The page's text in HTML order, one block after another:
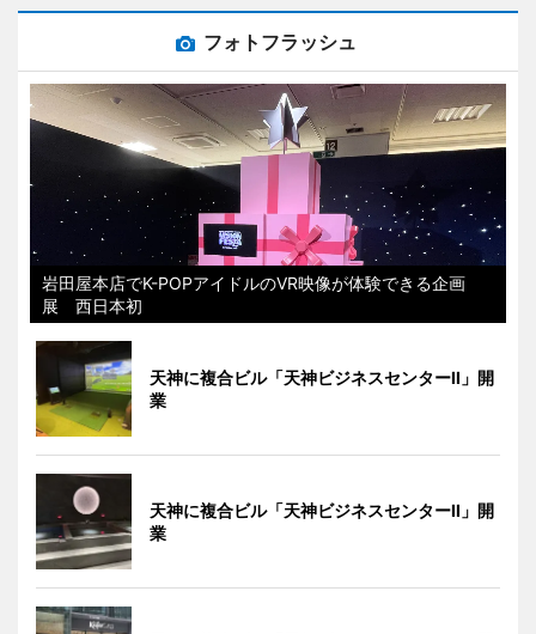
フォトフラッシュ
岩田屋本店でK-POPアイドルのVR映像が体験できる企画
展 西日本初
天神に複合ビル「天神ビジネスセンターII」開
業
天神に複合ビル「天神ビジネスセンターII」開
業